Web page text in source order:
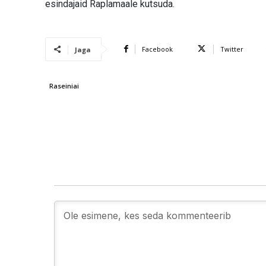
esindajaid Raplamaale kutsuda.
Jaga Facebook Twitter
Raseiniai